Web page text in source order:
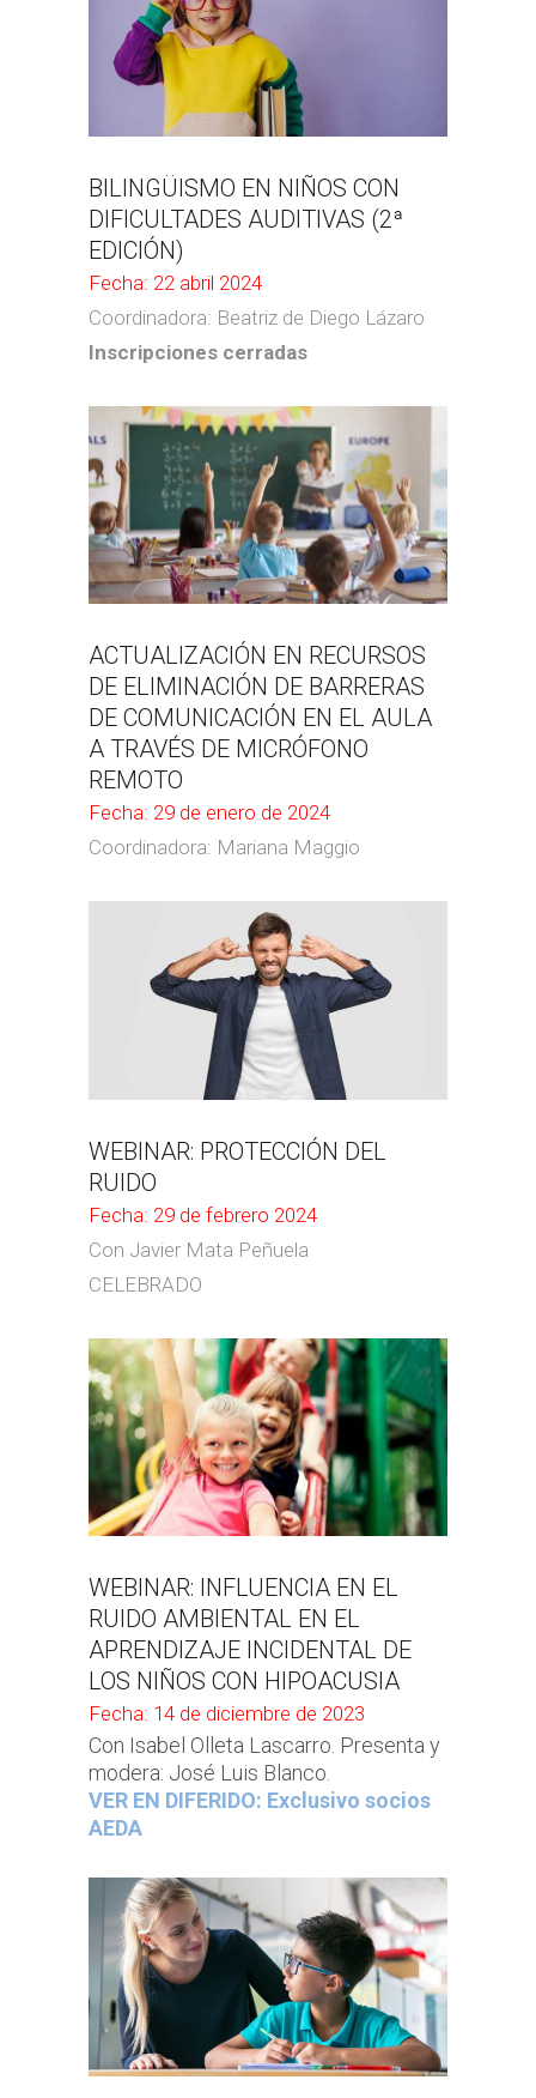
BILINGÜISMO EN NIÑOS CON
DIFICULTADES AUDITIVAS (2ª
EDICIÓN)
Fecha: 22 abril 2024
Coordinadora: Beatriz de Diego Lázaro
Inscripciones cerradas
ACTUALIZACIÓN EN RECURSOS
DE ELIMINACIÓN DE BARRERAS
DE COMUNICACIÓN EN EL AULA
A TRAVÉS DE MICRÓFONO
REMOTO
Fecha: 29 de enero de 2024
Coordinadora: Mariana Maggio
WEBINAR: PROTECCIÓN DEL
RUIDO
Fecha: 29 de febrero 2024
Con Javier Mata Peñuela
CELEBRADO
WEBINAR: INFLUENCIA EN EL
RUIDO AMBIENTAL EN EL
APRENDIZAJE INCIDENTAL DE
LOS NIÑOS CON HIPOACUSIA
Fecha: 14 de diciembre de 2023
Con Isabel Olleta Lascarro. Presenta y
modera: José Luis Blanco.
VER EN DIFERIDO: Exclusivo socios
AEDA